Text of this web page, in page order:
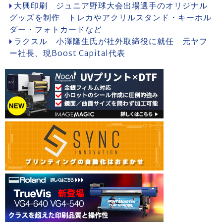
大興印刷 ジュニア野球大会出場選手のオリジナル
グッズを制作 トレカやアクリルスタンド・キーホル
ダー・フォトカードなど
ラクスル 小澤隆生氏が社外取締役に就任 元ヤフ
ー社長、現Boost Capital代表